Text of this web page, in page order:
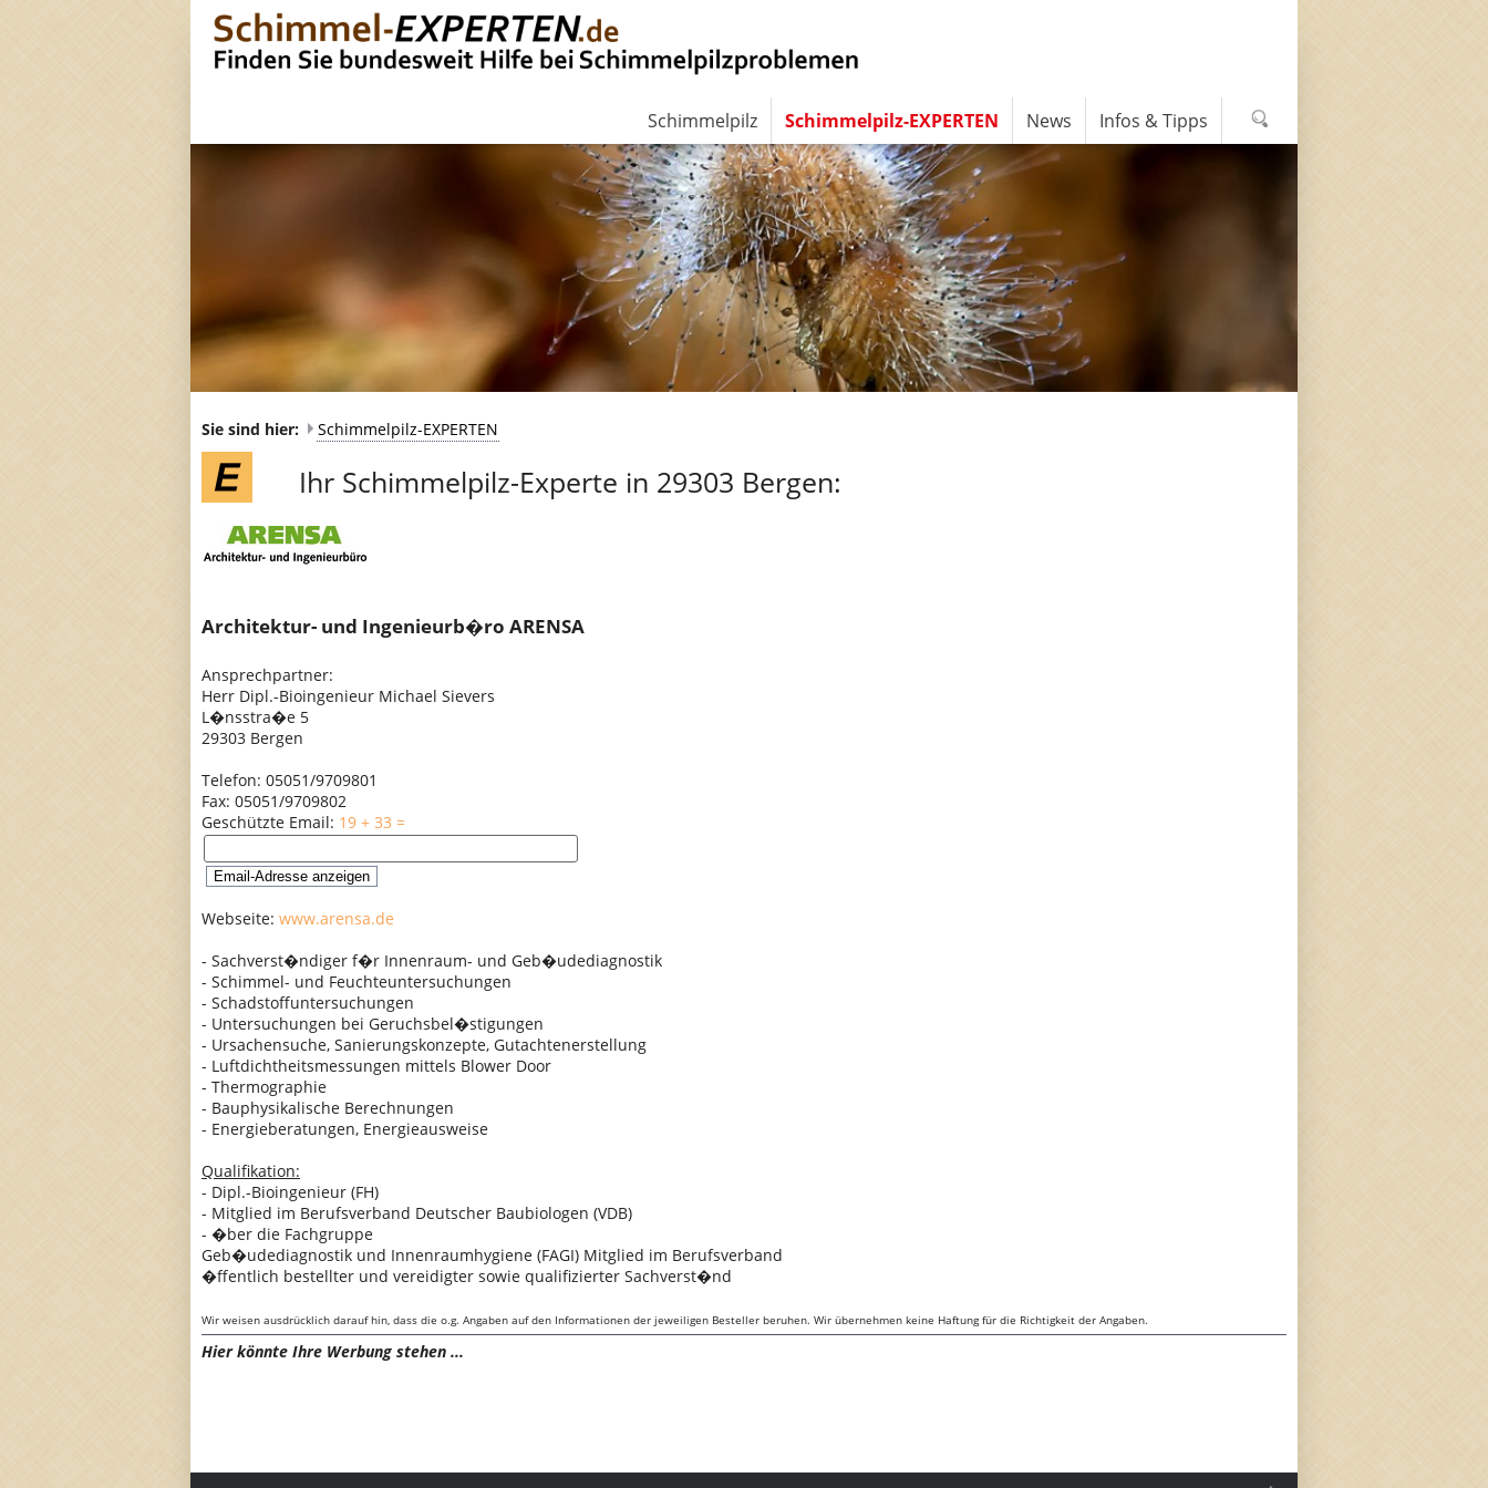
Sie sind hier: Schimmelpilz-EXPERTEN
Ihr Schimmelpilz-Experte in 29303 Bergen:
Architektur- und Ingenieurb�ro ARENSA
Ansprechpartner:
Herr Dipl.-Bioingenieur Michael Sievers
L�nsstra�e 5
29303 Bergen
Telefon: 05051/9709801
Fax: 05051/9709802
Geschützte Email: 19 + 33 =
Webseite: www.arensa.de
- Sachverst�ndiger f�r Innenraum- und Geb�udediagnostik
- Schimmel- und Feuchteuntersuchungen
- Schadstoffuntersuchungen
- Untersuchungen bei Geruchsbel�stigungen
- Ursachensuche, Sanierungskonzepte, Gutachtenerstellung
- Luftdichtheitsmessungen mittels Blower Door
- Thermographie
- Bauphysikalische Berechnungen
- Energieberatungen, Energieausweise
Qualifikation:
- Dipl.-Bioingenieur (FH)
- Mitglied im Berufsverband Deutscher Baubiologen (VDB)
- �ber die Fachgruppe
Geb�udediagnostik und Innenraumhygiene (FAGI) Mitglied im Berufsverband
�ffentlich bestellter und vereidigter sowie qualifizierter Sachverst�nd
Wir weisen ausdrücklich darauf hin, dass die o.g. Angaben auf den Informationen der jeweiligen Besteller beruhen. Wir übernehmen keine Haftung für die Richtigkeit der Angaben.
Hier könnte Ihre Werbung stehen ...
Schimmelpilz Schimmelpilz-EXPERTEN News Infos & Tipps